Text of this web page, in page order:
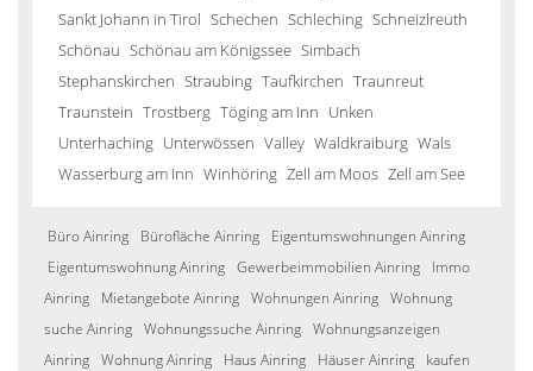
Sankt Johann in Tirol Schechen Schleching Schneizlreuth
Schönau Schönau am Königssee Simbach
Stephanskirchen Straubing Taufkirchen Traunreut
Traunstein Trostberg Töging am Inn Unken
Unterhaching Unterwössen Valley Waldkraiburg Wals
Wasserburg am Inn Winhöring Zell am Moos Zell am See
Büro Ainring Bürofläche Ainring
Eigentumswohnungen Ainring
Eigentumswohnung Ainring Gewerbeimmobilien Ainring
Immo
Ainring
Mietangebote Ainring Wohnungen Ainring Wohnung
suche Ainring Wohnungssuche Ainring Wohnungsanzeigen
Ainring Wohnung Ainring Haus Ainring Häuser Ainring
kaufen